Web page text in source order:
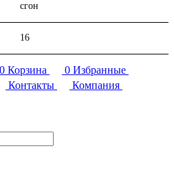
с доставкой в ваш город. Мы
подбору необходимых
необходимую
запросу клиентов.
сгон
16
0 Корзина 0 Избранные
Контакты
Компания